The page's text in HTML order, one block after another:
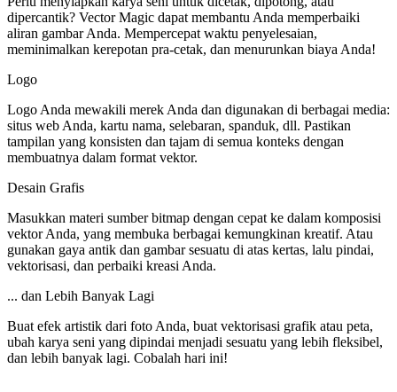
dipercantik? Vector Magic dapat membantu Anda memperbaiki
aliran gambar Anda. Mempercepat waktu penyelesaian,
meminimalkan kerepotan pra-cetak, dan menurunkan biaya Anda!
Logo
Logo Anda mewakili merek Anda dan digunakan di berbagai media:
situs web Anda, kartu nama, selebaran, spanduk, dll. Pastikan
tampilan yang konsisten dan tajam di semua konteks dengan
membuatnya dalam format vektor.
Desain Grafis
Masukkan materi sumber bitmap dengan cepat ke dalam komposisi
vektor Anda, yang membuka berbagai kemungkinan kreatif. Atau
gunakan gaya antik dan gambar sesuatu di atas kertas, lalu pindai,
vektorisasi, dan perbaiki kreasi Anda.
... dan Lebih Banyak Lagi
Buat efek artistik dari foto Anda, buat vektorisasi grafik atau peta,
ubah karya seni yang dipindai menjadi sesuatu yang lebih fleksibel,
dan lebih banyak lagi. Cobalah hari ini!